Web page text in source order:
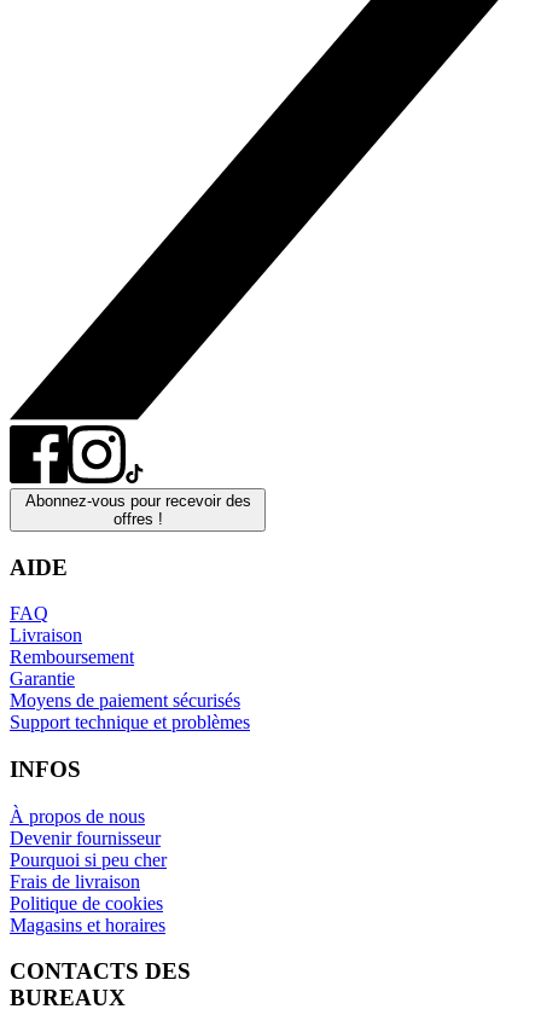
Abonnez-vous pour recevoir des
offres !
AIDE
FAQ
Livraison
Remboursement
Garantie
Moyens de paiement sécurisés
Support technique et problèmes
INFOS
À propos de nous
Devenir fournisseur
Pourquoi si peu cher
Frais de livraison
Politique de cookies
Magasins et horaires
CONTACTS DES
BUREAUX